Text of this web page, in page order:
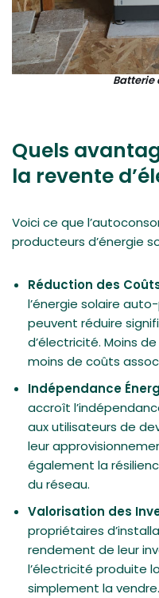
Batterie
Quels
la revente
Voici ce que
producteurs d’énergie
Réduction des
l’énergie solaire
peuvent réduire
d’électricité. Moins
moins de coûts
Indépendance
accroît
aux utilisateurs de
leur
également la
du réseau.
Valorisation des
propriétaires
rendement de leur
l’électricité produite
simplement la vendre.